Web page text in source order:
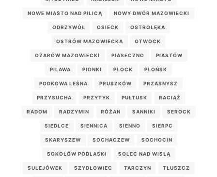
NOWE MIASTO NAD PILICĄ NOWY DWÓR MAZOWIECKI
ODRZYWÓŁ OSIECK OSTROŁĘKA
OSTRÓW MAZOWIECKA OTWOCK
OŻARÓW MAZOWIECKI PIASECZNO PIASTÓW
PILAWA PIONKI PŁOCK PŁOŃSK
PODKOWA LEŚNA PRUSZKÓW PRZASNYSZ
PRZYSUCHA PRZYTYK PUŁTUSK RACIĄŻ
RADOM RADZYMIN RÓŻAN SANNIKI SEROCK
SIEDLCE SIENNICA SIENNO SIERPC
SKARYSZEW SOCHACZEW SOCHOCIN
SOKOŁÓW PODLASKI SOLEC NAD WISŁĄ
SULEJÓWEK SZYDŁOWIEC TARCZYN TŁUSZCZ